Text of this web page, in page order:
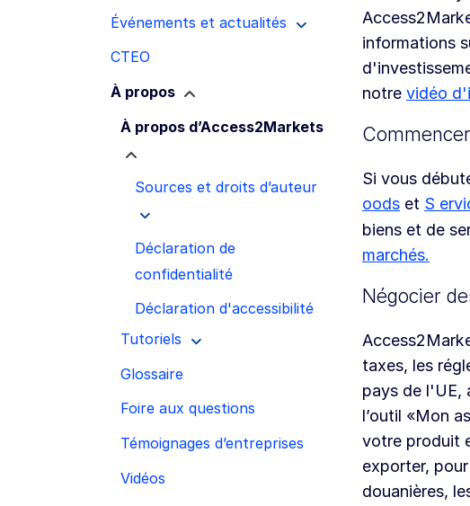
Événements et actualités
CTEO
À propos
À propos d’Access2Markets
Sources et droits d’auteur
Déclaration de
confidentialité
Déclaration d'accessibilité
Tutoriels
Glossaire
Foire aux questions
Témoignages d’entreprises
Vidéos
informations
notre vidéo
Si vous
oods et S
biens et de
marchés.
Négocier
taxes, les
pays de l'UE,
l’outil «Mon
votre produit
exporter,
douanières,